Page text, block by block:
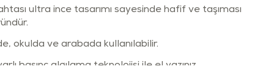
ultra ince tasarımı sayesinde hafif ve taşıması
okulda ve arabada kullanılabilir.
basınç algılama teknolojisi ile el yazınız